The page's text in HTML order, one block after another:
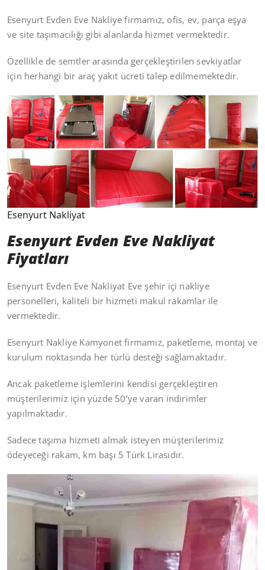
Esenyurt Evden Eve Nakliye firmamız, ofis, ev, parça eşya
ve site taşımacılığı gibi alanlarda hizmet vermektedir.
Özellikle de semtler arasında gerçekleştirilen sevkiyatlar
için herhangi bir araç yakıt ücreti talep edilmemektedir.
Esenyurt Nakliyat
Esenyurt Evden Eve Nakliyat
Fiyatları
Esenyurt Evden Eve Nakliyat Eve şehir içi nakliye
personelleri, kaliteli bir hizmeti makul rakamlar ile
vermektedir.
Esenyurt Nakliye Kamyonet firmamız, paketleme, montaj ve
kurulum noktasında her türlü desteği sağlamaktadır.
Ancak paketleme işlemlerini kendisi gerçekleştiren
müşterilerimiz için yüzde 50’ye varan indirimler
yapılmaktadır.
Sadece taşıma hizmeti almak isteyen müşterilerimiz
ödeyeceği rakam, km başı 5 Türk Lirasıdır.